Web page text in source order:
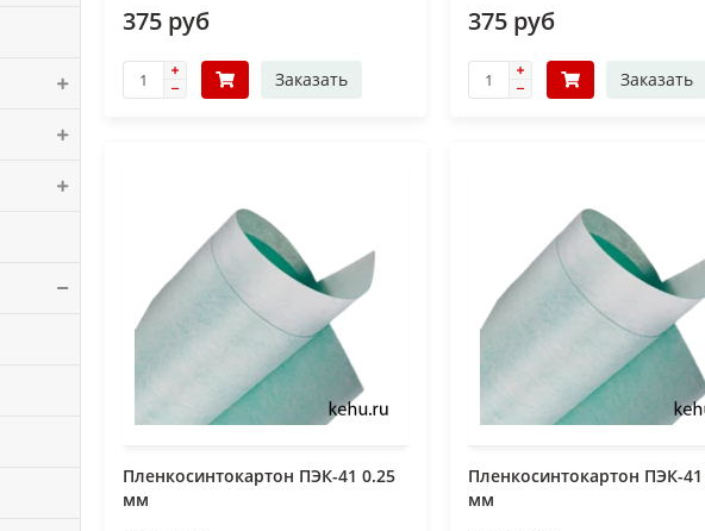
375 руб
Заказать
375 руб
Заказать
Пленкосинтокартон ПЭК-41 0.25
мм
Пленкосинтокартон ПЭК-41
мм